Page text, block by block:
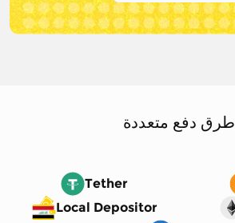
طرق دفع متعددة
Tether
Local Depositor